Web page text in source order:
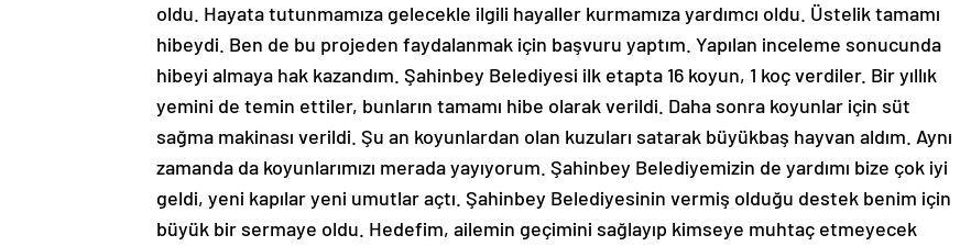
oldu. Hayata tutunmamıza gelecekle ilgili hayaller kurmamıza yardımcı oldu. Üstelik tamamı
hibeydi. Ben de bu projeden faydalanmak için başvuru yaptım. Yapılan inceleme sonucunda
hibeyi almaya hak kazandım. Şahinbey Belediyesi ilk etapta 16 koyun, 1 koç verdiler. Bir yıllık
yemini de temin ettiler, bunların tamamı hibe olarak verildi. Daha sonra koyunlar için süt
sağma makinası verildi. Şu an koyunlardan olan kuzuları satarak büyükbaş hayvan aldım. Aynı
zamanda da koyunlarımızı merada yayıyorum. Şahinbey Belediyemizin de yardımı bize çok iyi
geldi, yeni kapılar yeni umutlar açtı. Şahinbey Belediyesinin vermiş olduğu destek benim için
büyük bir sermaye oldu. Hedefim, ailemin geçimini sağlayıp kimseye muhtaç etmeyecek